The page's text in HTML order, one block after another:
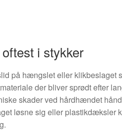
i stykker
på hængslet eller klikbeslaget
der bliver sprødt efter
skader ved hårdhændet
løsne sig eller plastikdæksler